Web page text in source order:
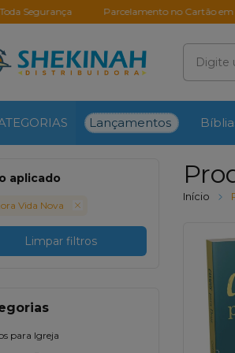
Parcelamento no Cartão em até 10X
Lançamentos
aplicado
Vida Nova
Limpar filtros
para Igreja
Início